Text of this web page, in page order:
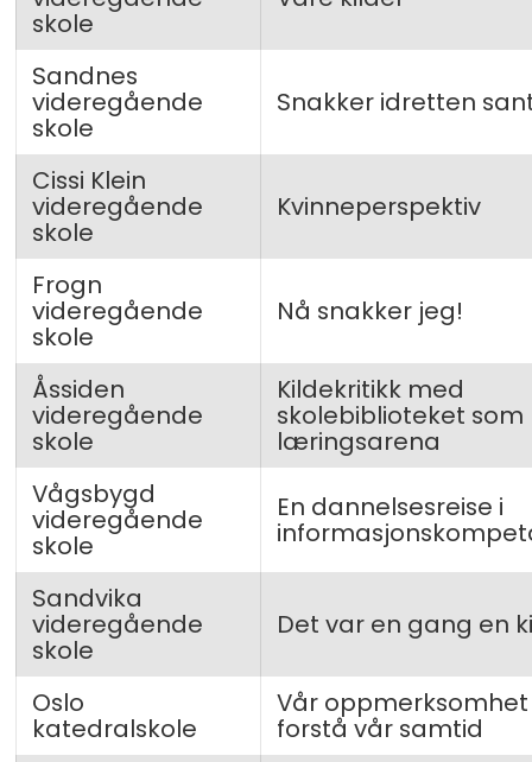
skole
Sandnes
videregående
skole
Snakker idretten
Cissi Klein
videregående
skole
Kvinneperspektiv
Frogn
videregående
skole
Nå snakker jeg!
Åssiden
videregående
skole
Kildekritikk med
skolebiblioteket som
læringsarena
Vågsbygd
videregående
skole
En dannelsesreise i
Sandvika
videregående
skole
Det var en gang en
Oslo
katedralskole
Vår
forstå vår samtid